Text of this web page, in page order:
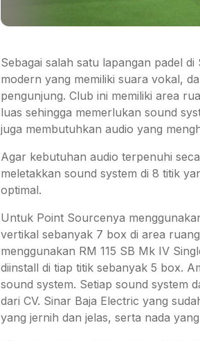
Sebagai salah satu lapangan padel
modern yang memiliki suara vokal,
pengunjung. Club ini memiliki area
luas sehingga memerlukan sound
juga membutuhkan audio yang
Agar kebutuhan audio terpenuhi
meletakkan sound system di 8 titik
optimal.
Untuk Point Sourcenya
vertikal sebanyak 7 box di area
menggunakan RM 115 SB Mk IV
diinstall di tiap titik sebanyak 5 box.
sound system. Setiap sound system
dari CV. Sinar Baja Electric yang
yang jernih dan jelas, serta nada